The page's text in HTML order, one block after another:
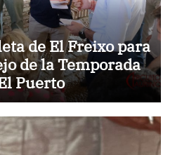
de El Freixo para
de la Temporada
Puerto